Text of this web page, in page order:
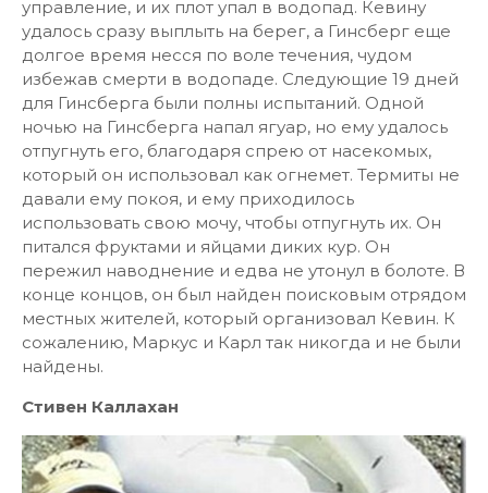
управление, и их плот упал в водопад. Кевину
удалось сразу выплыть на берег, а Гинсберг еще
долгое время несся по воле течения, чудом
избежав смерти в водопаде. Следующие 19 дней
для Гинсберга были полны испытаний. Одной
ночью на Гинсберга напал ягуар, но ему удалось
отпугнуть его, благодаря спрею от насекомых,
который он использовал как огнемет. Термиты не
давали ему покоя, и ему приходилось
использовать свою мочу, чтобы отпугнуть их. Он
питался фруктами и яйцами диких кур. Он
пережил наводнение и едва не утонул в болоте. В
конце концов, он был найден поисковым отрядом
местных жителей, который организовал Кевин. К
сожалению, Маркус и Карл так никогда и не были
найдены.
Стивен Каллахан